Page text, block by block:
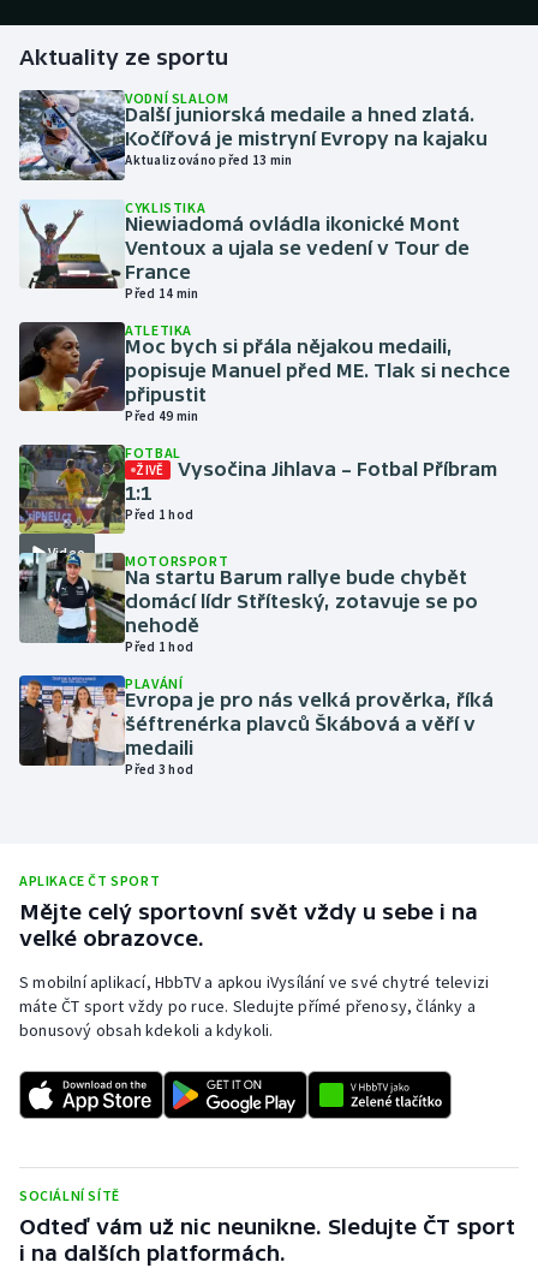
Dostihy
Florbal
Futsal
Golf
Gymnastika
Házená
Jezdectví
Krasobruslení
Lezení
Lyže a snowboard
Motorsport
Plavání
Ragby
Rychlobruslení
Short track
Sportovní střelba
Aktuality ze sportu
VODNÍ SLALOM
Další juniorská medaile a hned zlatá.
Kočířová je mistryní Evropy na kajaku
Aktualizováno před 13 min
CYKLISTIKA
Niewiadomá ovládla ikonické Mont
Ventoux a ujala se vedení v Tour de
France
Před 14 min
ATLETIKA
Moc bych si přála nějakou medaili,
popisuje Manuel před ME. Tlak si nechce
připustit
Před 49 min
Video
FOTBAL
ŽIVĚ
Vysočina Jihlava – Fotbal Příbram
1:1
Před 1 hod
MOTORSPORT
Na startu Barum rallye bude chybět
domácí lídr Stříteský, zotavuje se po
nehodě
Před 1 hod
PLAVÁNÍ
Evropa je pro nás velká prověrka, říká
šéftrenérka plavců Škábová a věří v
medaili
Před 3 hod
APLIKACE ČT SPORT
Mějte celý sportovní svět vždy u sebe i na
velké obrazovce.
S mobilní aplikací, HbbTV a apkou iVysílání ve své chytré televizi
máte ČT sport vždy po ruce. Sledujte přímé přenosy, články a
bonusový obsah kdekoli a kdykoli.
SOCIÁLNÍ SÍTĚ
Odteď vám už nic neunikne. Sledujte ČT sport
i na dalších platformách.